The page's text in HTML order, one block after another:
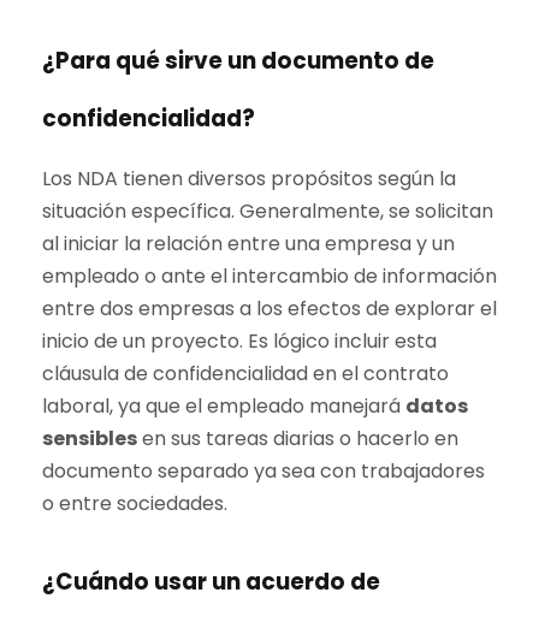
¿Para qué sirve un documento de
confidencialidad?
Los NDA tienen diversos propósitos según la
situación específica. Generalmente, se solicitan
al iniciar la relación entre una empresa y un
empleado o ante el intercambio de información
entre dos empresas a los efectos de explorar el
inicio de un proyecto. Es lógico incluir esta
cláusula de confidencialidad en el contrato
laboral, ya que el empleado manejará datos
sensiblesen sus tareas diarias o hacerlo en
documento separado ya sea con trabajadores
o entre sociedades.
¿Cuándo usar un acuerdo de